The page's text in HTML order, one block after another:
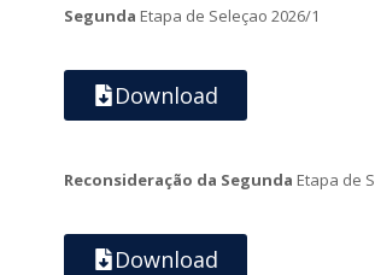
Segunda Etapa de Seleçao 2026/1
Download
Reconsideração da Segunda Etapa de
Download